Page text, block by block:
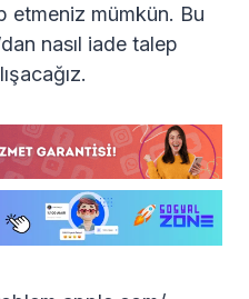
etmeniz mümkün. Bu
nasıl iade talep